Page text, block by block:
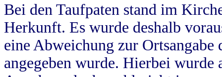
Bei den Taufpaten stand im
Herkunft. Es wurde deshalb
eine Abweichung zur
angegeben wurde. Hierbei wurde